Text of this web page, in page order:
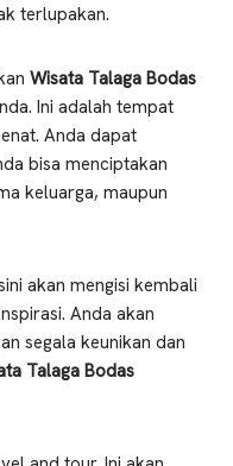
terlupakan.
Wisata Talaga Bodas
Ini adalah tempat
Anda dapat
bisa menciptakan
keluarga, maupun
akan mengisi kembali
Anda akan
segala keunikan dan
Talaga Bodas